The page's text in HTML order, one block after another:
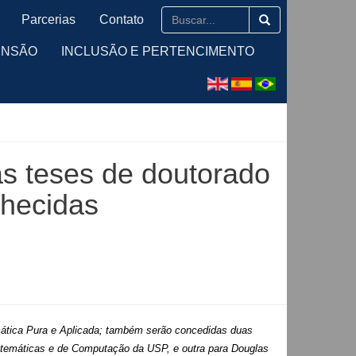
INCLUSÃO E PERTENCIMENTO
Parcerias Contato
teses de doutorado
Pura e Aplicada; também serão concedidas duas
e de Computação da USP, e outra para Douglas